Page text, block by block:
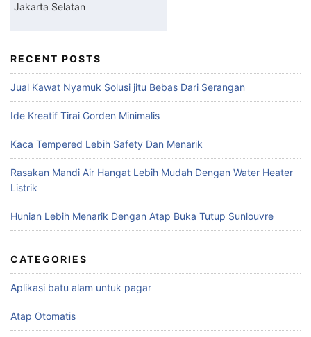
Jakarta Selatan
RECENT POSTS
Jual Kawat Nyamuk Solusi jitu Bebas Dari Serangan
Ide Kreatif Tirai Gorden Minimalis
Kaca Tempered Lebih Safety Dan Menarik
Rasakan Mandi Air Hangat Lebih Mudah Dengan Water Heater
Listrik
Hunian Lebih Menarik Dengan Atap Buka Tutup Sunlouvre
CATEGORIES
Aplikasi batu alam untuk pagar
Atap Otomatis